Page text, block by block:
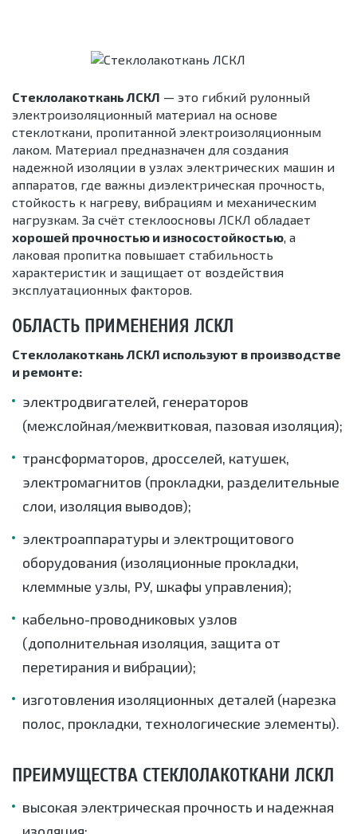
Стеклолакоткань ЛСКЛ — это гибкий рулонный
электроизоляционный материал на основе
стеклоткани, пропитанной электроизоляционным
лаком. Материал предназначен для создания
надежной изоляции в узлах электрических машин и
аппаратов, где важны диэлектрическая прочность,
стойкость к нагреву, вибрациям и механическим
нагрузкам. За счёт стеклоосновы ЛСКЛ обладает
хорошей прочностью и износостойкостью, а
лаковая пропитка повышает стабильность
характеристик и защищает от воздействия
эксплуатационных факторов.
ОБЛАСТЬ ПРИМЕНЕНИЯ ЛСКЛ
Стеклолакоткань ЛСКЛ используют в производстве
и ремонте:
электродвигателей, генераторов
(межслойная/межвитковая, пазовая изоляция);
трансформаторов, дросселей, катушек,
электромагнитов (прокладки, разделительные
слои, изоляция выводов);
электроаппаратуры и электрощитового
оборудования (изоляционные прокладки,
клеммные узлы, РУ, шкафы управления);
кабельно-проводниковых узлов
(дополнительная изоляция, защита от
перетирания и вибрации);
изготовления изоляционных деталей (нарезка
полос, прокладки, технологические элементы).
ПРЕИМУЩЕСТВА СТЕКЛОЛАКОТКАНИ ЛСКЛ
высокая электрическая прочность и надежная